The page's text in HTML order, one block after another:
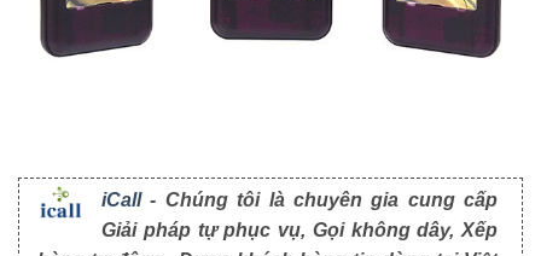
iCall- Chúng tôi là chuyên gia cung cấp
Giải pháp tự phục vụ, Gọi không dây, Xếp